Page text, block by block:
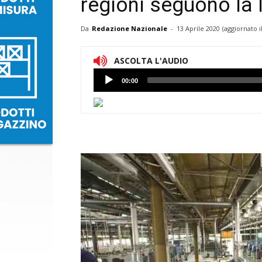
regioni seguono la
Da Redazione Nazionale - 13 Aprile 2020 (aggiornato il
ASCOLTA L'AUDIO
Lettore
Audio
00:00